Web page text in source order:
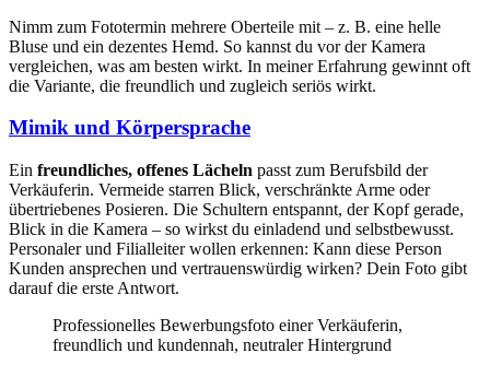
Nimm zum Fototermin mehrere Oberteile mit – z. B. eine helle
Bluse und ein dezentes Hemd. So kannst du vor der Kamera
vergleichen, was am besten wirkt. In meiner Erfahrung gewinnt oft
die Variante, die freundlich und zugleich seriös wirkt.
Mimik und Körpersprache
Ein freundliches, offenes Lächeln passt zum Berufsbild der
Verkäuferin. Vermeide starren Blick, verschränkte Arme oder
übertriebenes Posieren. Die Schultern entspannt, der Kopf gerade,
Blick in die Kamera – so wirkst du einladend und selbstbewusst.
Personaler und Filialleiter wollen erkennen: Kann diese Person
Kunden ansprechen und vertrauenswürdig wirken? Dein Foto gibt
darauf die erste Antwort.
Professionelles Bewerbungsfoto einer Verkäuferin,
freundlich und kundennah, neutraler Hintergrund